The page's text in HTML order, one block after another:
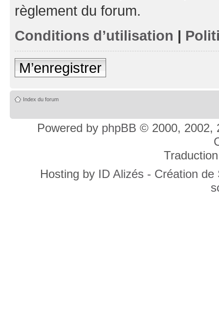
règlement du forum.
Conditions d’utilisation |
M’enregistrer
Index du forum
Powered by phpBB © 2000, 2002,
Hosting by ID Alizés - Création